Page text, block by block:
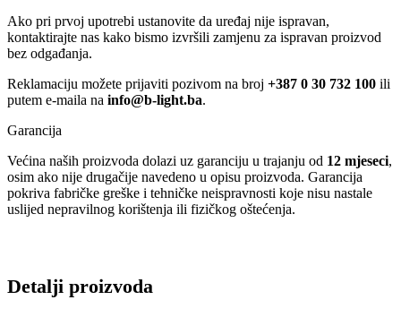
Ako pri prvoj upotrebi ustanovite da uređaj nije ispravan,
kontaktirajte nas kako bismo izvršili zamjenu za ispravan proizvod
bez odgađanja.
Reklamaciju možete prijaviti pozivom na broj +387 0 30 732 100 ili
putem e-maila na info@b-light.ba.
Garancija
Većina naših proizvoda dolazi uz garanciju u trajanju od 12 mjeseci,
osim ako nije drugačije navedeno u opisu proizvoda. Garancija
pokriva fabričke greške i tehničke neispravnosti koje nisu nastale
uslijed nepravilnog korištenja ili fizičkog oštećenja.
Detalji proizvoda